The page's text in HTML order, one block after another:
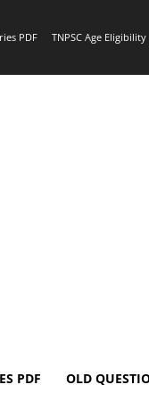
PDF TNPSC Age
PDF OLD